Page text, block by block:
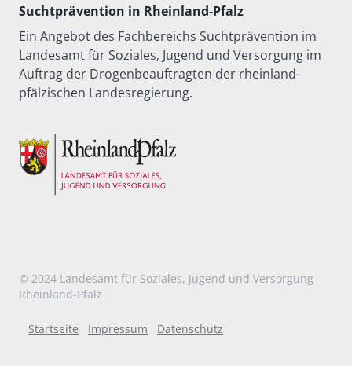
Suchtprävention in Rheinland-Pfalz
Ein Angebot des Fachbereichs Suchtprävention im
Landesamt für Soziales, Jugend und Versorgung im
Auftrag der Drogenbeauftragten der rheinland-
pfälzischen Landesregierung.
© 2024 Landesamt für Soziales, Jugend und Versorgung
Rheinland-Pfalz
Startseite Impressum Datenschutz